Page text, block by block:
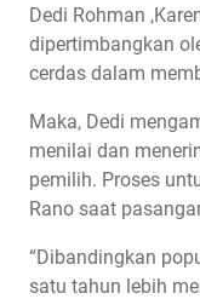
Dedi Rohman
dipertimbangkan
cerdas dalam
Maka, Dedi
menilai dan
pemilih. Proses
Rano saat
“Dibandingkan
satu tahun lebih